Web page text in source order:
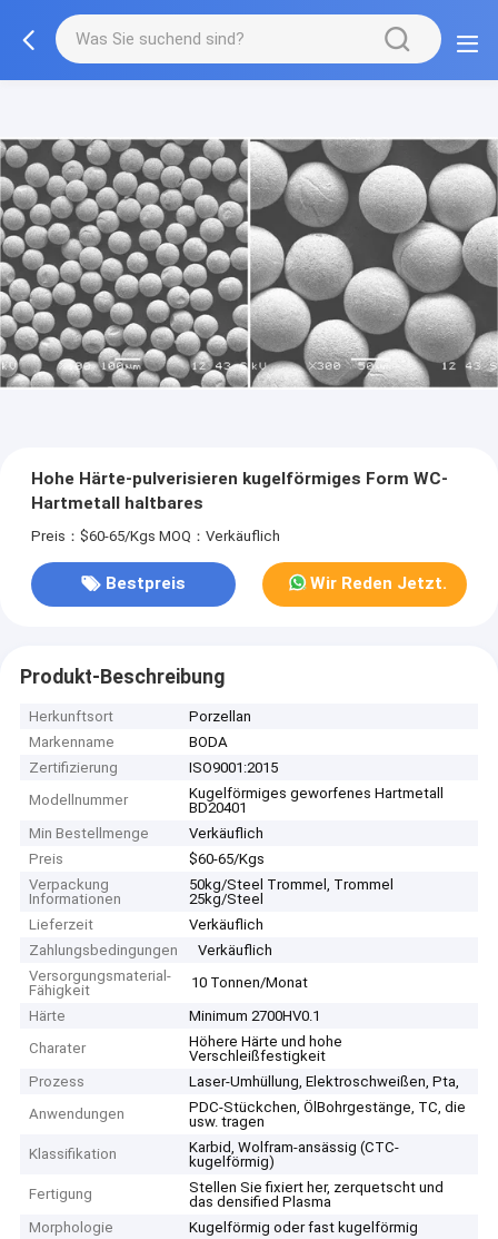
Hohe Härte-pulverisieren kugelförmiges Form WC-
Hartmetall haltbares
Preis：$60-65/Kgs MOQ：Verkäuflich
Bestpreis Wir Reden Jetzt.
Produkt-Beschreibung
Herkunftsort
Porzellan
Markenname
BODA
Zertifizierung
ISO9001:2015
Modellnummer
Kugelförmiges geworfenes Hartmetall
BD20401
Min Bestellmenge
Verkäuflich
Preis
$60-65/Kgs
Verpackung
Informationen
50kg/Steel Trommel, Trommel
25kg/Steel
Lieferzeit
Verkäuflich
Zahlungsbedingungen
Verkäuflich
Versorgungsmaterial-
Fähigkeit
10 Tonnen/Monat
Härte
Minimum 2700HV0.1
Charater
Höhere Härte und hohe
Verschleißfestigkeit
Prozess
Laser-Umhüllung, Elektroschweißen, Pta,
Anwendungen
PDC-Stückchen, ÖlBohrgestänge, TC, die
usw. tragen
Klassifikation
Karbid, Wolfram-ansässig (CTC-
kugelförmig)
Fertigung
Stellen Sie fixiert her, zerquetscht und
das densified Plasma
Morphologie
Kugelförmig oder fast kugelförmig